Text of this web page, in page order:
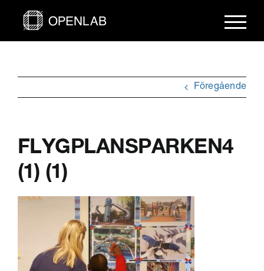
Föregående
FLYGPLANSPARKEN4
(1) (1)